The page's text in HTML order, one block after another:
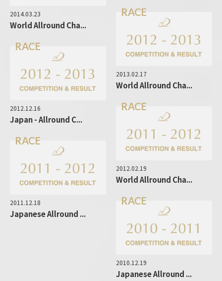
2014.03.23
World Allround Cha...
RACE
2013.02.17
World Allround Cha...
RACE
2012.12.16
Japan - Allround C...
RACE
2012.02.19
World Allround Cha...
RACE
2011.12.18
Japanese Allround ...
RACE
2010.12.19
Japanese Allround ...